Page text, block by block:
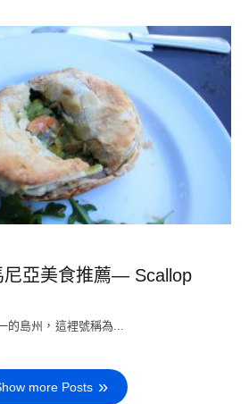
尼亞美食推薦— Scallop
的島州，這裡號稱為...
more Posts